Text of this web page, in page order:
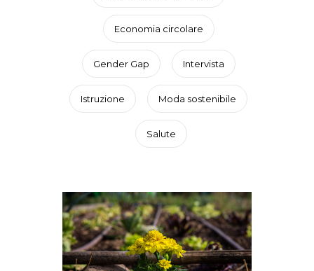
Economia circolare
Gender Gap Intervista
Istruzione Moda sostenibile
Salute